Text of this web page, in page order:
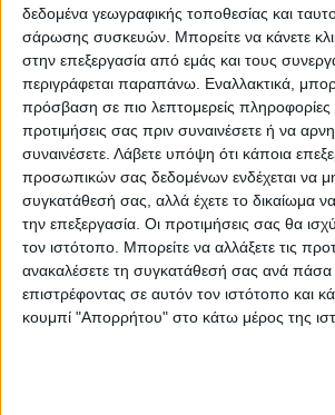
δεδομένα γεωγραφικής τοποθεσίας και
σάρωσης συσκευών. Μπορείτε να κάνετε
στην επεξεργασία από εμάς και τους
περιγράφεται παραπάνω. Εναλλακτικά,
πρόσβαση σε πιο λεπτομερείς πληροφορίες
προτιμήσεις σας πριν συναινέσετε ή να
συναινέσετε. Λάβετε υπόψη ότι κάποια
προσωπικών σας δεδομένων ενδέχεται να
συγκατάθεσή σας, αλλά έχετε το δικαίωμα
την επεξεργασία. Οι προτιμήσεις σας θα
τον ιστότοπο. Μπορείτε να αλλάξετε τις
ανακαλέσετε τη συγκατάθεσή σας ανά πάσα
επιστρέφοντας σε αυτόν τον ιστότοπο και
κουμπί "Απορρήτου" στο κάτω μέρος της
Όλες οι εξελίξεις στην
Καρδίτσας και ευρύτερα
ΠΡΟΗΓΟΥΜΕΝΟ ΑΡΘΡΟ
Οι καταρτιζόμενοι της
Πειραματικής ΣΑΕΚ
Καρδίτσας ως διασώστες στο
πραγματικό πεδίο
(φωτο+video)
Άλλαξε
στο 1ο